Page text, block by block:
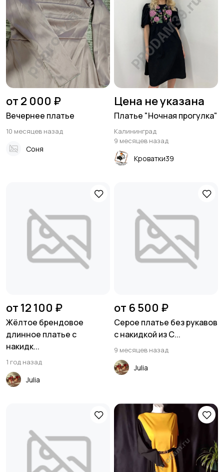
от 2 000 ₽
Вечернее платье
10 месяцев назад
Соня
Цена не указана
Платье "Ночная прогулка"
Калининград
9 месяцев назад
Кроватки39
от 12 100 ₽
Жёлтое брендовое
длинное платье с
накидк...
1 год назад
Julia
от 6 500 ₽
Серое платье без рукавов
с накидкой из С...
9 месяцев назад
Julia